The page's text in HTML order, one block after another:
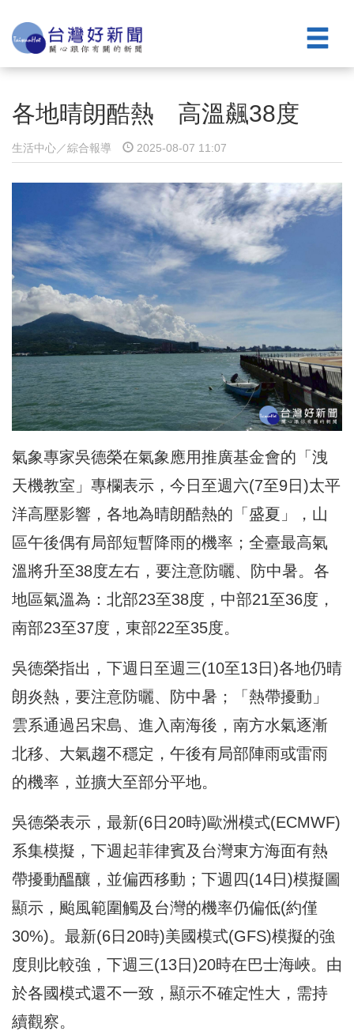
各地晴朗酷熱 高溫飆38度
生活中心／綜合報導 2025-08-07 11:07
氣象專家吳德榮在氣象應用推廣基金會的「洩
天機教室」專欄表示，今日至週六(7至9日)太平
洋高壓影響，各地為晴朗酷熱的「盛夏」，山
區午後偶有局部短暫降雨的機率；全臺最高氣
溫將升至38度左右，要注意防曬、防中暑。各
地區氣溫為：北部23至38度，中部21至36度，
南部23至37度，東部22至35度。
吳德榮指出，下週日至週三(10至13日)各地仍晴
朗炎熱，要注意防曬、防中暑；「熱帶擾動」
雲系通過呂宋島、進入南海後，南方水氣逐漸
北移、大氣趨不穩定，午後有局部陣雨或雷雨
的機率，並擴大至部分平地。
吳德榮表示，最新(6日20時)歐洲模式(ECMWF)
系集模擬，下週起菲律賓及台灣東方海面有熱
帶擾動醞釀，並偏西移動；下週四(14日)模擬圖
顯示，颱風範圍觸及台灣的機率仍偏低(約僅
30%)。最新(6日20時)美國模式(GFS)模擬的強
度則比較強，下週三(13日)20時在巴士海峽。由
於各國模式還不一致，顯示不確定性大，需持
續觀察。